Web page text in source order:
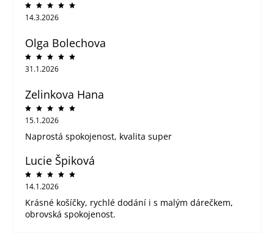
14.3.2026
Olga Bolechova
31.1.2026
Zelinkova Hana
15.1.2026
Naprostá spokojenost, kvalita super
Lucie Špiková
14.1.2026
Krásné košíčky, rychlé dodání i s malým dárečkem,
obrovská spokojenost.